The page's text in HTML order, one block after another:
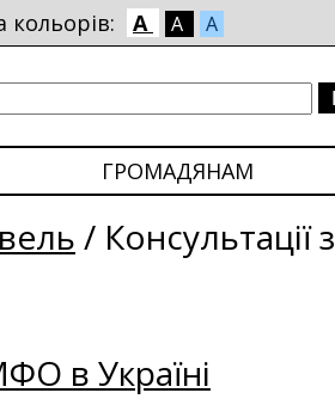
кольорів: A A A
ГРОМАДЯНАМ
/ Консультації з
в Україні